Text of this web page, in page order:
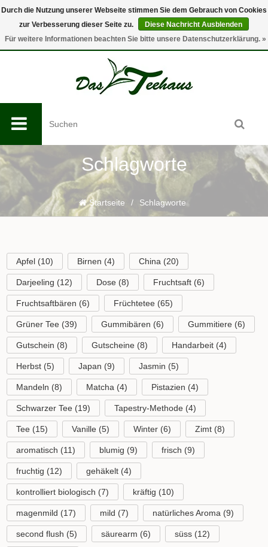
0
Schlagworte
Startseite / Schlagworte
Apfel (10) Birnen (4) China (20)
Darjeeling (12) Dose (8) Fruchtsaft (6)
Fruchtsaftbären (6) Früchtetee (65)
Grüner Tee (39) Gummibären (6) Gummitiere (6)
Gutschein (8) Gutscheine (8) Handarbeit (4)
Herbst (5) Japan (9) Jasmin (5)
Mandeln (8) Matcha (4) Pistazien (4)
Schwarzer Tee (19) Tapestry-Methode (4)
Tee (15) Vanille (5) Winter (6) Zimt (8)
aromatisch (11) blumig (9) frisch (9)
fruchtig (12) gehäkelt (4)
kontrolliert biologisch (7) kräftig (10)
magenmild (17) mild (7) natürliches Aroma (9)
second flush (5) säurearm (6) süss (12)
Durch die Nutzung unserer Webseite stimmen Sie dem Gebrauch von Cookies
zur Verbesserung dieser Seite zu.
Diese Nachricht Ausblenden
Für weitere Informationen beachten Sie bitte unsere Datenschutzerklärung. »